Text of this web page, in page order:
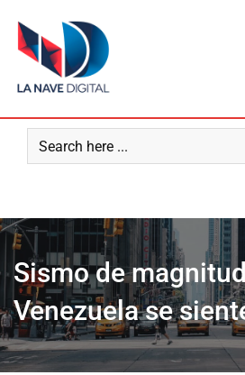
content
Sismo de
Venezuela se